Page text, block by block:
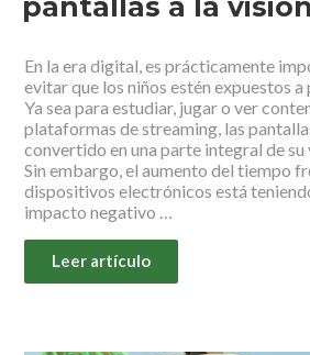
pantallas a la
En la era digital, es prácticamente
evitar que los niños estén expuestos a
Ya sea para estudiar, jugar o ver
plataformas de streaming, las
convertido en una parte integral de su
Sin embargo, el aumento del tiempo
dispositivos electrónicos está
impacto negativo …
Leer artículo